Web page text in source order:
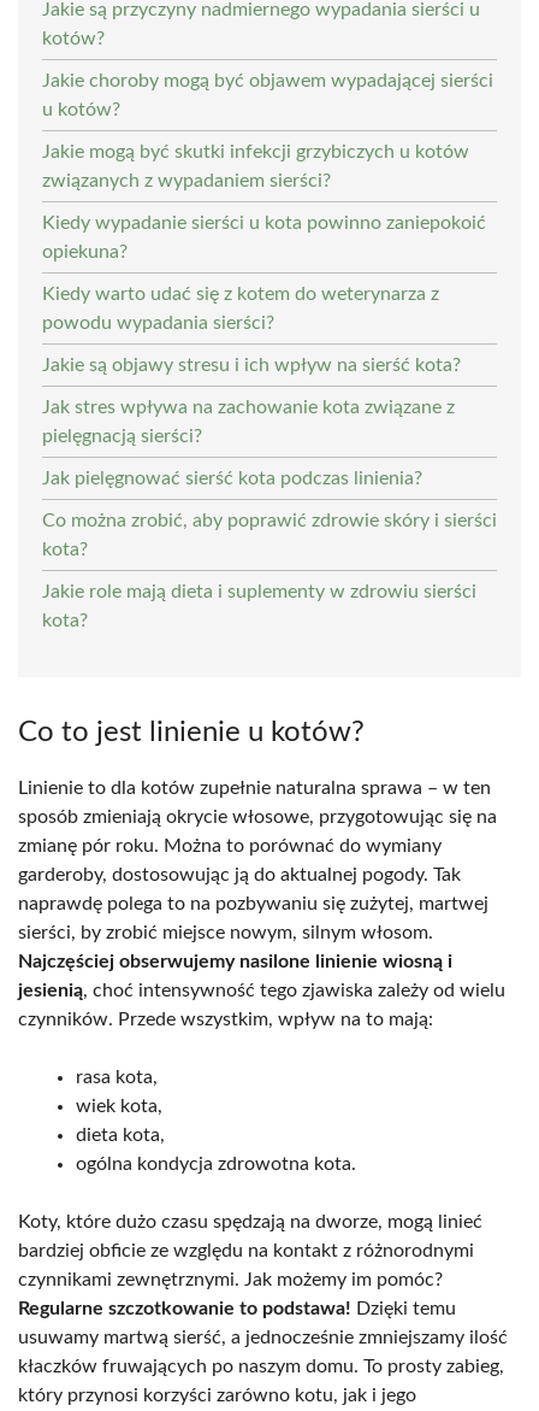
Jakie są przyczyny nadmiernego wypadania sierści u
kotów?
Jakie choroby mogą być objawem wypadającej sierści
u kotów?
Jakie mogą być skutki infekcji grzybiczych u kotów
związanych z wypadaniem sierści?
Kiedy wypadanie sierści u kota powinno zaniepokoić
opiekuna?
Kiedy warto udać się z kotem do weterynarza z
powodu wypadania sierści?
Jakie są objawy stresu i ich wpływ na sierść kota?
Jak stres wpływa na zachowanie kota związane z
pielęgnacją sierści?
Jak pielęgnować sierść kota podczas linienia?
Co można zrobić, aby poprawić zdrowie skóry i sierści
kota?
Jakie role mają dieta i suplementy w zdrowiu sierści
kota?
Co to jest linienie u kotów?
Linienie to dla kotów zupełnie naturalna sprawa – w ten
sposób zmieniają okrycie włosowe, przygotowując się na
zmianę pór roku. Można to porównać do wymiany
garderoby, dostosowując ją do aktualnej pogody. Tak
naprawdę polega to na pozbywaniu się zużytej, martwej
sierści, by zrobić miejsce nowym, silnym włosom.
Najczęściej obserwujemy nasilone linienie wiosną i
jesienią, choć intensywność tego zjawiska zależy od wielu
czynników. Przede wszystkim, wpływ na to mają:
rasa kota,
wiek kota,
dieta kota,
ogólna kondycja zdrowotna kota.
Koty, które dużo czasu spędzają na dworze, mogą linieć
bardziej obficie ze względu na kontakt z różnorodnymi
czynnikami zewnętrznymi. Jak możemy im pomóc?
Regularne szczotkowanie to podstawa! Dzięki temu
usuwamy martwą sierść, a jednocześnie zmniejszamy ilość
kłaczków fruwających po naszym domu. To prosty zabieg,
który przynosi korzyści zarówno kotu, jak i jego